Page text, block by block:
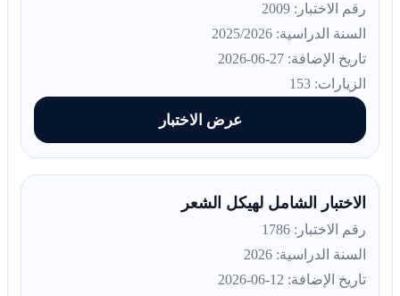
رقم الاختبار: 2009
السنة الدراسية: 2025/2026
تاريخ الإضافة: 27-06-2026
الزيارات: 153
عرض الاختبار
الاختبار الشامل لهيكل الشعر
رقم الاختبار: 1786
السنة الدراسية: 2026
تاريخ الإضافة: 12-06-2026